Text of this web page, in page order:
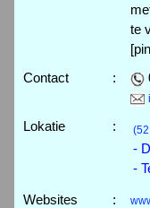
te
Contact
:
Lokatie :
-
-
Websites :